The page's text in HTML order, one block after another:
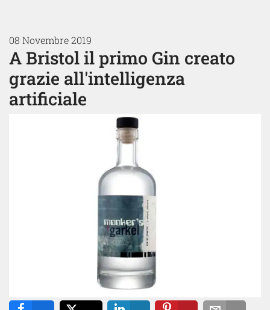
08 Novembre 2019
A Bristol il primo Gin creato
grazie all'intelligenza
artificiale